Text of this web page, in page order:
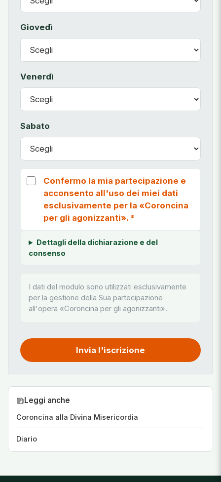
Giovedì
Venerdì
Sabato
Confermo la mia partecipazione e
acconsento all'uso dei miei dati
esclusivamente per la «Coroncina
per gli agonizzanti». *
Dettagli della dichiarazione e del
consenso
I dati del modulo sono utilizzati esclusivamente
per la gestione della Sua partecipazione
all'opera «Coroncina per gli agonizzanti».
Invia l'iscrizione
Leggi anche
Coroncina alla Divina Misericordia
Diario